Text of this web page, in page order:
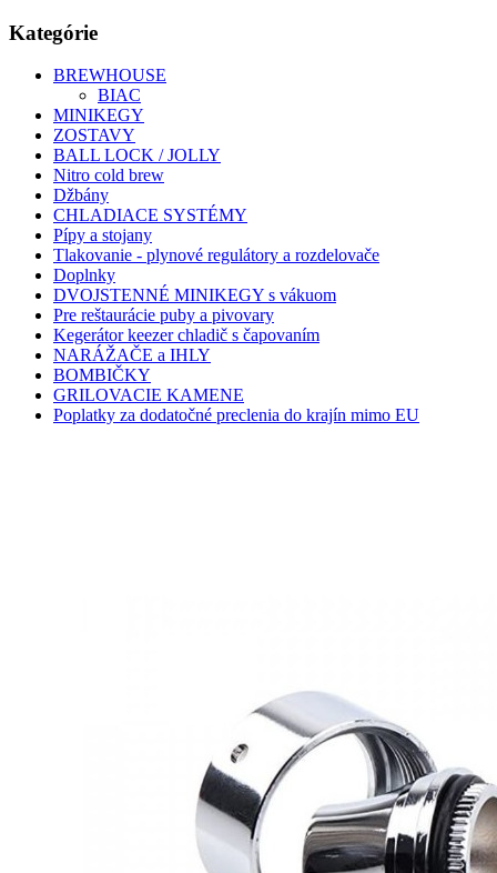
Kategórie
BREWHOUSE
BIAC
MINIKEGY
ZOSTAVY
BALL LOCK / JOLLY
Nitro cold brew
Džbány
CHLADIACE SYSTÉMY
Pípy a stojany
Tlakovanie - plynové regulátory a rozdelovače
Doplnky
DVOJSTENNÉ MINIKEGY s vákuom
Pre reštaurácie puby a pivovary
Kegerátor keezer chladič s čapovaním
NARÁŽAČE a IHLY
BOMBIČKY
GRILOVACIE KAMENE
Poplatky za dodatočné preclenia do krajín mimo EU